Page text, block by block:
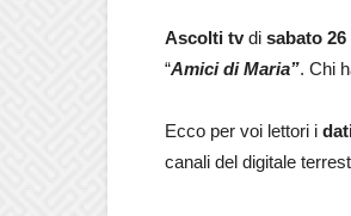
Ascolti tvdi sabato 26
“Amici di Maria”. Chi
Ecco per voi lettori i
canali del digitale